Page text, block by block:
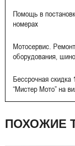
Помощь в
номерах
Мотосервис.
оборудования,
Бессрочная скидка
“Мистер Мото” на
ПОХОЖИЕ